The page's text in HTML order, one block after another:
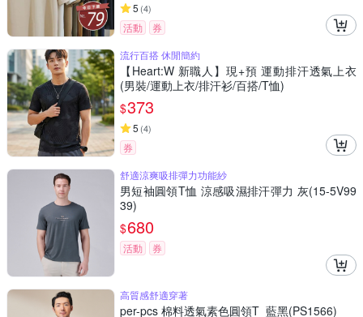
5 (4)
活動
券
流行百搭 休閒簡約
【Heart:W 新職人】現+預 運動排汗透氣上衣
(男裝/運動上衣/排汗衫/百搭/T恤)
$373
5 (4)
券
舒適涼爽吸排彈力功能紗
男短袖圓領T恤 涼感吸濕排汗彈力 灰(15-5V99
39)
$680
活動 券
高質感舒適穿著
per-pcs 棉料透氣素色圓領T_藍黑(PS1566)